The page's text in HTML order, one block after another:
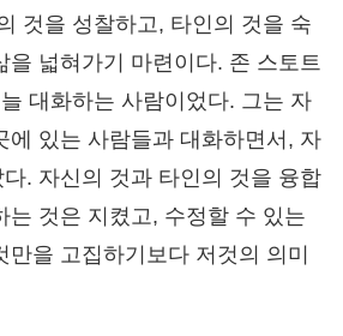
것을 성찰하고, 타인의 것을 숙
을 넓혀가기 마련이다. 존 스토트
대화하는 사람이었다. 그는 자
에 있는 사람들과 대화하면서, 자
. 자신의 것과 타인의 것을 융합
는 것은 지켰고, 수정할 수 있는
을 고집하기보다 저것의 의미